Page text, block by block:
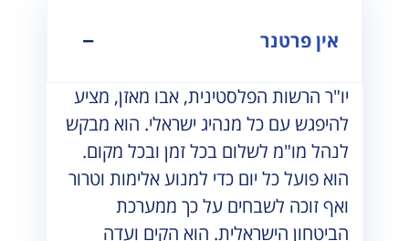
אין פרטנר
יו"ר הרשות הפלסטינית, אבו מאזן, מציע
להיפגש עם כל מנהיג ישראלי. הוא מבקש
לנהל מו"מ לשלום בכל זמן ובכל מקום.
הוא פועל כל יום כדי למנוע אלימות וטרור
ואף זוכה לשבחים על כך ממערכת
הביטחון הישראלית. הוא הקים ועדה